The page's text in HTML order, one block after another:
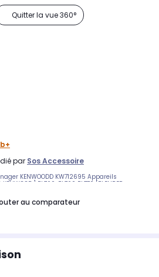
Quitter la vue 360°
par Sos Accessoire
KENWOODD KW712695 Appareils
BL760, BL760 BL770 [BLENDER
au comparateur